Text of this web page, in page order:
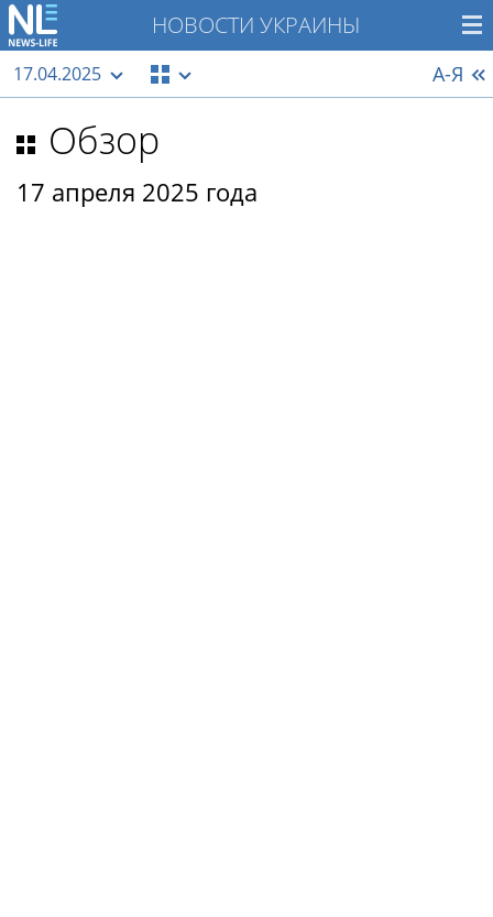
НОВОСТИ УКРАИНЫ
17.04.2025 А-Я
Обзор
17 апреля 2025 года